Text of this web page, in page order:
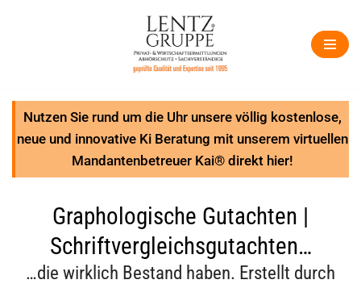
Nutzen Sie rund um die Uhr unsere völlig kostenlose,
neue und innovative Ki Beratung mit unserem virtuellen
Mandantenbetreuer Kai® direkt hier!
Graphologische Gutachten |
Schriftvergleichsgutachten…
…die wirklich Bestand haben. Erstellt durch